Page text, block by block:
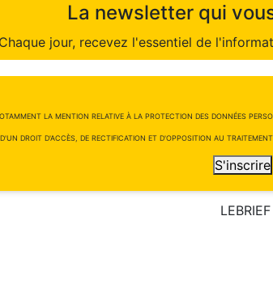
La newsletter qui
Chaque jour, recevez l'essentiel de
LA MENTION RELATIVE À LA PROTECTION DES DONNÉES
DROIT D'ACCÈS, DE RECTIFICATION ET D'OPPOSITION AU
S'inscrire